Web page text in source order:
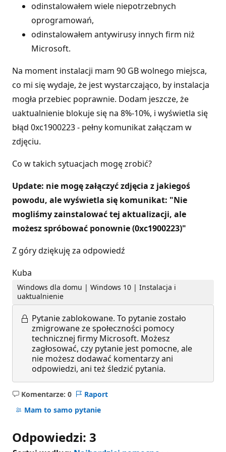
odinstalowałem wiele niepotrzebnych
oprogramowań,
odinstalowałem antywirusy innych firm niż
Microsoft.
Na moment instalacji mam 90 GB wolnego miejsca,
co mi się wydaje, że jest wystarczająco, by instalacja
mogła przebiec poprawnie. Dodam jeszcze, że
uaktualnienie blokuje się na 8%-10%, i wyświetla się
błąd 0xc1900223 - pełny komunikat załączam w
zdjęciu.
Co w takich sytuacjach mogę zrobić?
Update: nie mogę załączyć zdjęcia z jakiegoś
powodu, ale wyświetla się komunikat: "Nie
mogliśmy zainstalować tej aktualizacji, ale
możesz spróbować ponownie (0xc1900223)"
Z góry dziękuję za odpowiedź
Kuba
Windows dla domu | Windows 10 | Instalacja i
uaktualnienie
Pytanie zablokowane. To pytanie zostało
zmigrowane ze społeczności pomocy
technicznej firmy Microsoft. Możesz
zagłosować, czy pytanie jest pomocne, ale
nie możesz dodawać komentarzy ani
odpowiedzi, ani też śledzić pytania.
Komentarze: 0
Brak
komentarzy
Raport
Mam to samo pytanie
Odpowiedzi: 3